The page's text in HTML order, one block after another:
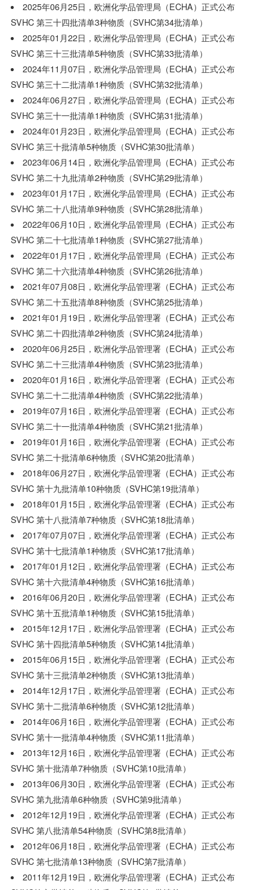
2025年06月25日，欧洲化学品管理局（ECHA）正式公布
SVHC 第三十四批清单3种物质（SVHC第34批清单）
2025年01月22日，欧洲化学品管理局（ECHA）正式公布
SVHC 第三十三批清单5种物质（SVHC第33批清单）
2024年11月07日，欧洲化学品管理局（ECHA）正式公布
SVHC 第三十二批清单1种物质（SVHC第32批清单）
2024年06月27日，欧洲化学品管理局（ECHA）正式公布
SVHC 第三十一批清单1种物质（SVHC第31批清单）
2024年01月23日，欧洲化学品管理局（ECHA）正式公布
SVHC 第三十批清单5种物质（SVHC第30批清单）
2023年06月14日，欧洲化学品管理局（ECHA）正式公布
SVHC 第二十九批清单2种物质（SVHC第29批清单）
2023年01月17日，欧洲化学品管理局（ECHA）正式公布
SVHC 第二十八批清单9种物质（SVHC第28批清单）
2022年06月10日，欧洲化学品管理局（ECHA）正式公布
SVHC 第二十七批清单1种物质（SVHC第27批清单）
2022年01月17日，欧洲化学品管理局（ECHA）正式公布
SVHC 第二十六批清单4种物质（SVHC第26批清单）
2021年07月08日，欧洲化学品管理署（ECHA）正式公布
SVHC 第二十五批清单8种物质（SVHC第25批清单）
2021年01月19日，欧洲化学品管理署（ECHA）正式公布
SVHC 第二十四批清单2种物质（SVHC第24批清单）
2020年06月25日，欧洲化学品管理署（ECHA）正式公布
SVHC 第二十三批清单4种物质（SVHC第23批清单）
2020年01月16日，欧洲化学品管理署（ECHA）正式公布
SVHC 第二十二批清单4种物质（SVHC第22批清单）
2019年07月16日，欧洲化学品管理署（ECHA）正式公布
SVHC 第二十一批清单4种物质（SVHC第21批清单）
2019年01月16日，欧洲化学品管理署（ECHA）正式公布
SVHC 第二十批清单6种物质（SVHC第20批清单）
2018年06月27日，欧洲化学品管理署（ECHA）正式公布
SVHC 第十九批清单10种物质（SVHC第19批清单）
2018年01月15日，欧洲化学品管理署（ECHA）正式公布
SVHC 第十八批清单7种物质（SVHC第18批清单）
2017年07月07日，欧洲化学品管理署（ECHA）正式公布
SVHC 第十七批清单1种物质（SVHC第17批清单）
2017年01月12日，欧洲化学品管理署（ECHA）正式公布
SVHC 第十六批清单4种物质（SVHC第16批清单）
2016年06月20日，欧洲化学品管理署（ECHA）正式公布
SVHC 第十五批清单1种物质（SVHC第15批清单）
2015年12月17日，欧洲化学品管理署（ECHA）正式公布
SVHC 第十四批清单5种物质（SVHC第14批清单）
2015年06月15日，欧洲化学品管理署（ECHA）正式公布
SVHC 第十三批清单2种物质（SVHC第13批清单）
2014年12月17日，欧洲化学品管理署（ECHA）正式公布
SVHC 第十二批清单6种物质（SVHC第12批清单）
2014年06月16日，欧洲化学品管理署（ECHA）正式公布
SVHC 第十一批清单4种物质（SVHC第11批清单）
2013年12月16日，欧洲化学品管理署（ECHA）正式公布
SVHC 第十批清单7种物质（SVHC第10批清单）
2013年06月30日，欧洲化学品管理署（ECHA）正式公布
SVHC 第九批清单6种物质（SVHC第9批清单）
2012年12月19日，欧洲化学品管理署（ECHA）正式公布
SVHC 第八批清单54种物质（SVHC第8批清单）
2012年06月18日，欧洲化学品管理署（ECHA）正式公布
SVHC 第七批清单13种物质（SVHC第7批清单）
2011年12月19日，欧洲化学品管理署（ECHA）正式公布